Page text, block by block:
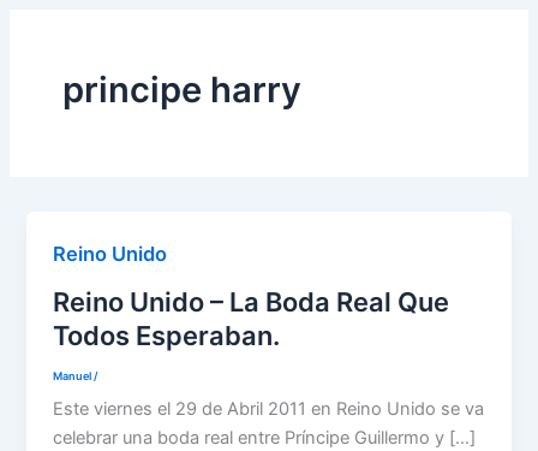
principe harry
Reino Unido
Reino Unido – La Boda Real Que
Todos Esperaban.
Manuel/
Este viernes el 29 de Abril 2011 en Reino Unido se va
celebrar una boda real entre Príncipe Guillermo y […]